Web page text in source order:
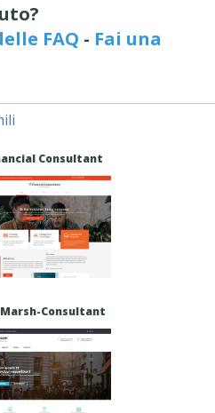
FAQ - Fai una
Consultant
Consultant